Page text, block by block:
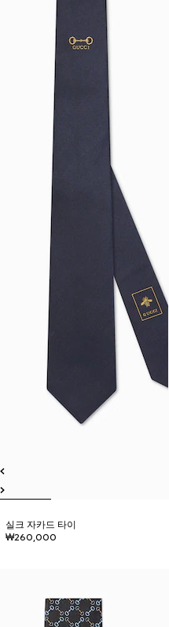
실크 자카드 타이
₩260,000